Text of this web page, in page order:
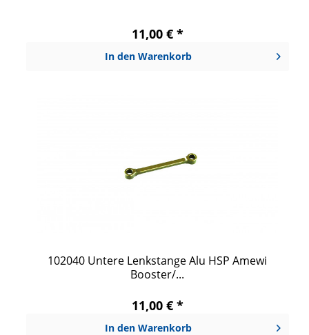
11,00 € *
In den Warenkorb
102040 Untere Lenkstange Alu HSP Amewi
Booster/...
11,00 € *
In den Warenkorb